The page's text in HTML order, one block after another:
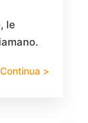
le
Continua >